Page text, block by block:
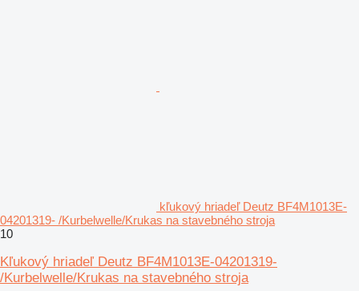
kľukový hriadeľ Deutz BF4M1013E-
04201319- /Kurbelwelle/Krukas na stavebného stroja
10
Kľukový hriadeľ Deutz BF4M1013E-04201319-
/Kurbelwelle/Krukas na stavebného stroja